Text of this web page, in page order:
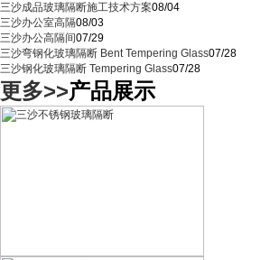
三沙成品玻璃隔断施工技术方案08/04
三沙办公室高隔08/03
三沙办公高隔间07/29
三沙弯钢化玻璃隔断 Bent Tempering Glass07/28
三沙钢化玻璃隔断 Tempering Glass07/28
更多>>产品展示